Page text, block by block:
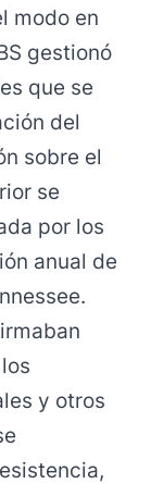
modo en
gestionó
que se
del
sobre el
se
por los
anual de
y otros